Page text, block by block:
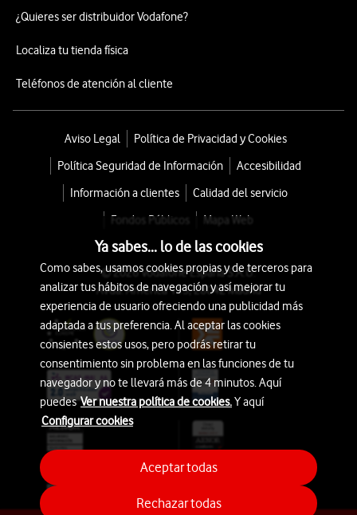
¿Quieres ser distribuidor Vodafone?
Localiza tu tienda física
Teléfonos de atención al cliente
Aviso Legal
Política de Privacidad y Cookies
Política Seguridad de Información
Accesibilidad
Información a clientes
Calidad del servicio
Fondos Públicos
Mapa Web
© 2026 Vodafone España S.A.U.
Avda. América 115, 28042 Madrid
Ya sabes... lo de las cookies
Como sabes, usamos cookies propias y de terceros para
analizar tus hábitos de navegación y así mejorar tu
experiencia de usuario ofreciendo una publicidad más
adaptada a tus preferencia. Al aceptar las cookies
consientes estos usos, pero podrás retirar tu
consentimiento sin problema en las funciones de tu
navegador y no te llevará más de 4 minutos. Aquí
puedesVer nuestra política de cookies.Y aquí
Configurar cookies
Rechazar todas
Aceptar todas